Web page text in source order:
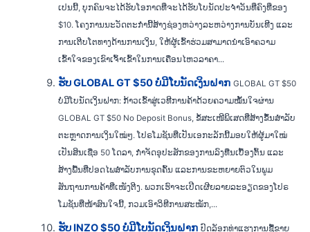
ເປນນີ້, ບຸກຄົນຈະໄດ້ຮັບໂອກາດທີ່ຈະໄດ້ຮັບໂບນັດປະຈຳວັນທີ່ຄົງທີ່ຂອງ
$10. ໂຄງການນະວັດຕະກໍານີ້ສ້າງຊ່ອງຫວ່າງລະຫວ່າງການບັນເທີງ ແລະ
ການເຕີບໂຕທາງດ້ານການເງິນ, ໃຫ້ຜູ້ເຂົ້າຮ່ວມສາມາດນໍາເອົາຄວາມ
ເຂົ້າໃຈຂອງເຂົາເຈົ້າເຂົ້າໃນການເຄື່ອນໄຫວລາຄາ...
ຮັບ GLOBAL GT $50 ບໍ່ມີໂບນັດເງິນຝາກ GLOBAL GT $50
ບໍ່ມີໂບນັດເງິນຝາກ: ກ້າວເຂົ້າສູ່ເວທີການຄ້າດ້ວຍຄວາມໝັ້ນໃຈຜ່ານ
GLOBAL GT $50 No Deposit Bonus, ຂໍ້ສະເໜີພິເສດທີ່ສ້າງຂຶ້ນສຳລັບ
ຕະຫຼາດການເງິນໃໝ່ໆ. ໂປຣໂມຊັນທີ່ເປັນເອກະລັກນີ້ມອບໃຫ້ຜູ້ມາໃໝ່
ເປັນສິນເຊື່ອ 50 ໂດລາ, ກໍາຈັດອຸປະສັກຂອງການລົງທືນເບື້ອງຕົ້ນ ແລະ
ສ້າງພື້ນທີ່ປອດໄພສໍາລັບການຂຸດຄົ້ນ ແລະການຂະຫຍາຍຕົວໃນພູມ
ສັນຖານການຄ້າທີ່ເໜັງຕີງ. ພວກເຮົາຈະເປີດເຜີຍລາຍລະອຽດຂອງໂປຣ
ໂມຊັນທີ່ໜ້າສົນໃຈນີ້, ກວມເອົາວິທີການສະໝັກ,...
ຮັບ INZO $50 ບໍ່ມີໂບນັດເງິນຝາກ ປົດລັອກທ່າແຮງການຊື້ຂາຍ